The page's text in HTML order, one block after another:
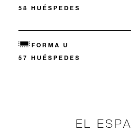
58 HUÉSPEDES
FORMA U
57 HUÉSPEDES
EL